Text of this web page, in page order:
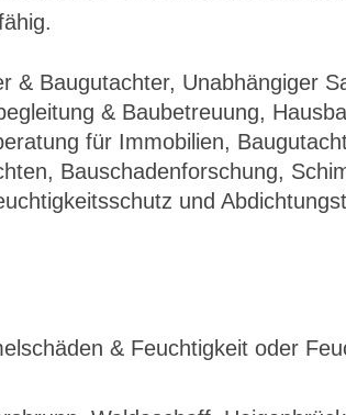
Baugutachter, Unabhängiger
& Baubetreuung,
für Immobilien,
Bauschadenforschung,
und
& Feuchtigkeit oder